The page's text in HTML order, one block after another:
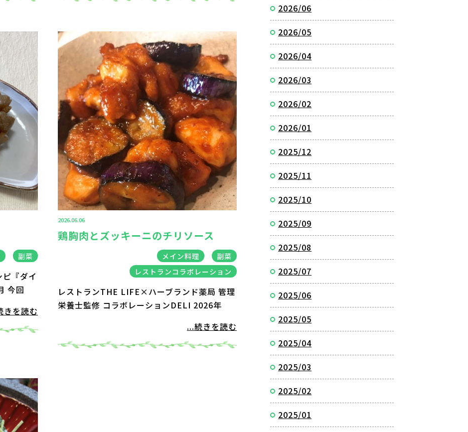
副菜
『ダイ
今回
きを読む
2026.06.06
鶏胸肉とズッキーニのチリソース
メイン料理
副菜
レストランコラボレーション
レストランTHE LIFE×ハーブランド薬局 管理
栄養士監修 コラボレーションDELI 2026年
...続きを読む
2026/06
2026/05
2026/04
2026/03
2026/02
2026/01
2025/12
2025/11
2025/10
2025/09
2025/08
2025/07
2025/06
2025/05
2025/04
2025/03
2025/02
2025/01